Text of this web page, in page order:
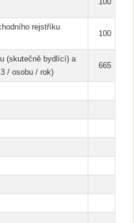
rejstříku
100
(skutečně bydlící) a
/ osobu / rok)
665